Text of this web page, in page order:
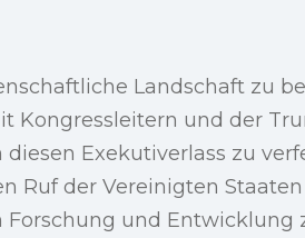
Landschaft zu
Kongressleitern und der
Exekutiverlass zu
Ruf der Vereinigten
und Entwicklung